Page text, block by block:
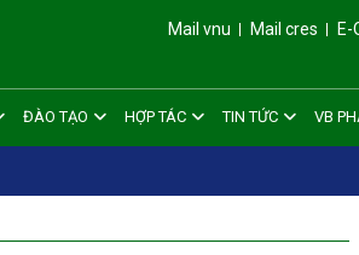
Mail vnu Mail cres E-
ĐÀO TẠO HỢP TÁC TIN TỨC VB